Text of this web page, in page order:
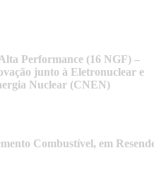
Performance (16 NGF) –
junto à Eletronuclear e
Nuclear (CNEN)
Combustível, em